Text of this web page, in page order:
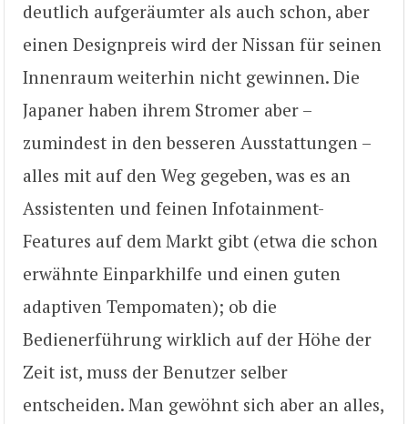
deutlich aufgeräumter als auch schon, aber
einen Designpreis wird der Nissan für seinen
Innenraum weiterhin nicht gewinnen. Die
Japaner haben ihrem Stromer aber –
zumindest in den besseren Ausstattungen –
alles mit auf den Weg gegeben, was es an
Assistenten und feinen Infotainment-
Features auf dem Markt gibt (etwa die schon
erwähnte Einparkhilfe und einen guten
adaptiven Tempomaten); ob die
Bedienerführung wirklich auf der Höhe der
Zeit ist, muss der Benutzer selber
entscheiden. Man gewöhnt sich aber an alles,